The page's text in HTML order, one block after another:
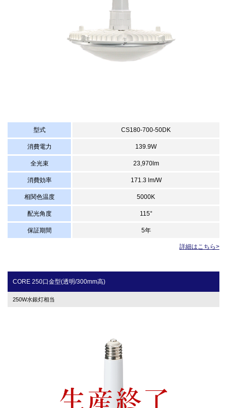
型式 CS180-700-50DK
消費電力 139.9W
全光束 23,970lm
消費効率 171.3 lm/W
相関色温度 5000K
配光角度 115°
保証期間 5年
詳細はこちら>
CORE 250口金型(透明/300mm高)
250W水銀灯相当